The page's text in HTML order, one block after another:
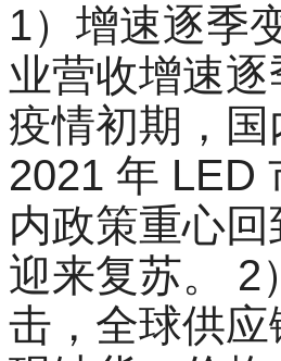
1）增速逐季
业营收增速
疫情初期，
2021 年 LED
内政策重心
迎来复苏。 2
击，全球供